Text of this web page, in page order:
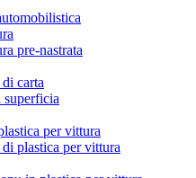
pre-nastrata
carta
superficia
per vittura
plastica per vittura